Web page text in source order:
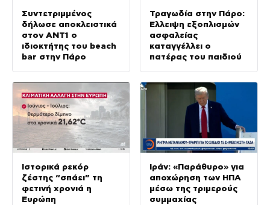
Συντετριμμένος
δήλωσε αποκλειστικά
στον ΑΝΤ1 ο
ιδιοκτήτης του beach
bar στην Πάρο
Τραγωδία στην Πάρο:
Έλλειψη εξοπλισμών
ασφαλείας
καταγγέλλει ο
πατέρας του παιδιού
Ιστορικά ρεκόρ
ζέστης “σπάει” τη
φετινή χρονιά η
Ευρώπη
Ιράν: «Παράθυρο» για
αποχώρηση των ΗΠΑ
μέσω της τριμερούς
συμμαχίας